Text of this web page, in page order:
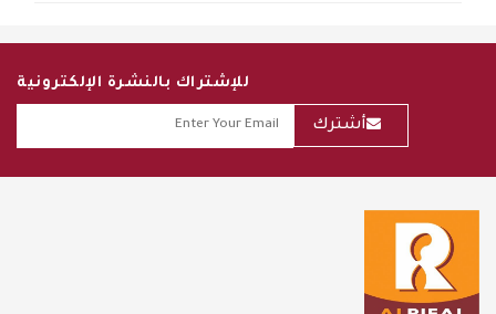
للإشتراك بالنشرة الإلكترونية
أشترك